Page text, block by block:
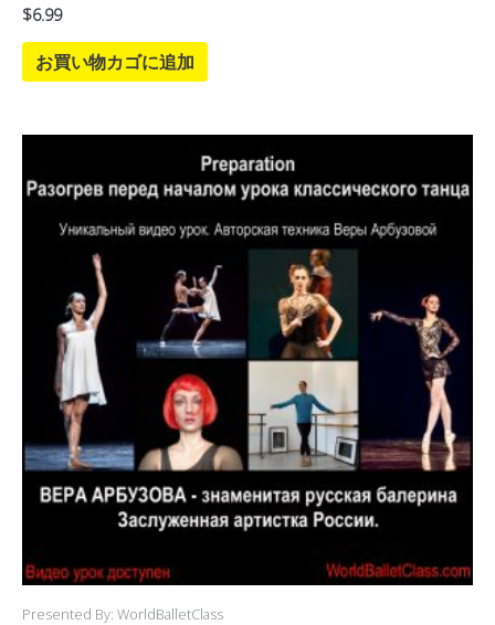
$6.99
お買い物カゴに追加
Presented By: WorldBalletClass